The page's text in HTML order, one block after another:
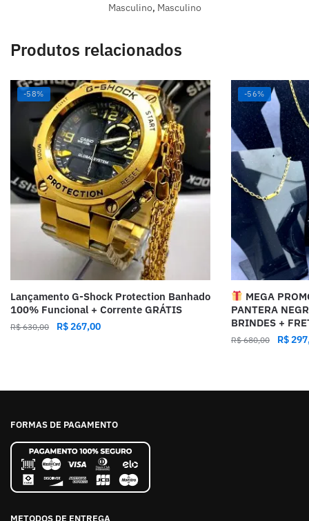
Masculino, Masculino
Produtos relacionados
-58%
Lançamento G-Shock Protection Banhado
100% Funcional + Corrente GRÁTIS
R$630,00 R$267,00
-56%
MEGA
PANTERA
BRINDES +
R$680,00 R$
FORMAS DE PAGAMENTO
METODOS DE ENTREGA